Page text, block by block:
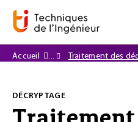
Accueil
Traitement des
DÉCRYPTAGE